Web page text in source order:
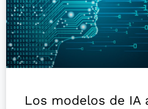
Los modelos de IA